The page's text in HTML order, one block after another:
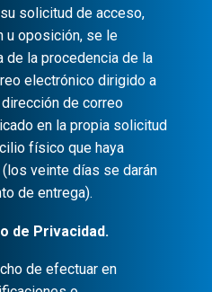
solicitud de acceso,
u oposición, se le
de la procedencia de la
electrónico dirigido a
de correo
en la propia solicitud
físico que haya
veinte días se darán
de entrega).
de Privacidad.
de efectuar en